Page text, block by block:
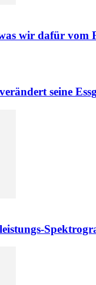
wir dafür vom
seine